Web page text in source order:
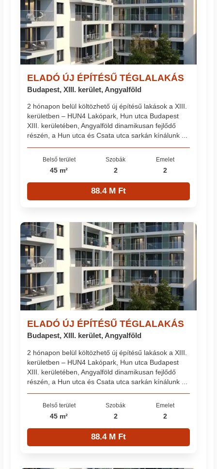
ELADÓ ÚJ ÉPÍTÉSŰ TÉGLALAKÁS
Budapest, XIII. kerület, Angyalföld
2 hónapon belül költözhető új építésű lakások a XIII.
kerületben – HUN4 Lakópark, Hun utca Budapest
XIII. kerületében, Angyalföld dinamikusan fejlődő
részén, a Hun utca és Csata utca sarkán kínálunk ...
Belső terület
45 m²
Szobák
2
Emelet
2
88.4 M Ft
ELADÓ ÚJ ÉPÍTÉSŰ TÉGLALAKÁS
Budapest, XIII. kerület, Angyalföld
2 hónapon belül költözhető új építésű lakások a XIII.
kerületben – HUN4 Lakópark, Hun utca Budapest
XIII. kerületében, Angyalföld dinamikusan fejlődő
részén, a Hun utca és Csata utca sarkán kínálunk ...
Belső terület
45 m²
Szobák
2
Emelet
2
88.4 M Ft